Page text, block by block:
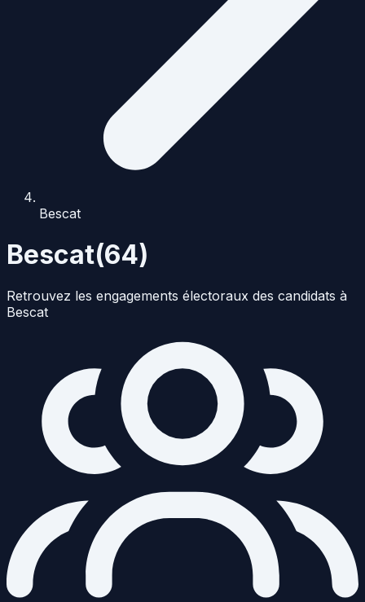
Bescat
Bescat(64)
Retrouvez les engagements électoraux des candidats à
Bescat